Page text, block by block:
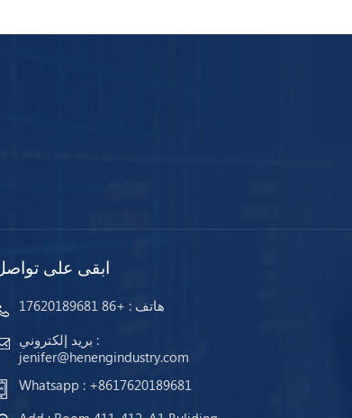
ابقى على
هاتف : +86 17620189681
بريد إلكتروني :
jenifer@henengindustry.com
Whatsapp : +8617620189681